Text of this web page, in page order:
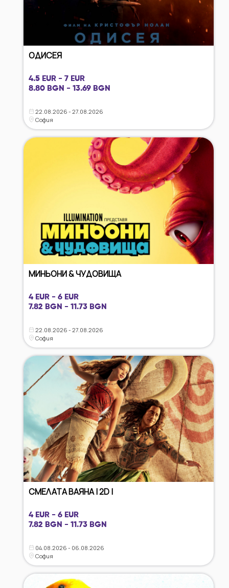
ОДИСЕЯ
4.5 EUR - 7 EUR
8.80 BGN - 13.69 BGN
22.08.2026 - 27.08.2026
София
МИНЬОНИ & ЧУДОВИЩА
4 EUR - 6 EUR
7.82 BGN - 11.73 BGN
22.08.2026 - 27.08.2026
София
СМЕЛАТА ВАЯНА | 2D |
4 EUR - 6 EUR
7.82 BGN - 11.73 BGN
04.08.2026 - 06.08.2026
София